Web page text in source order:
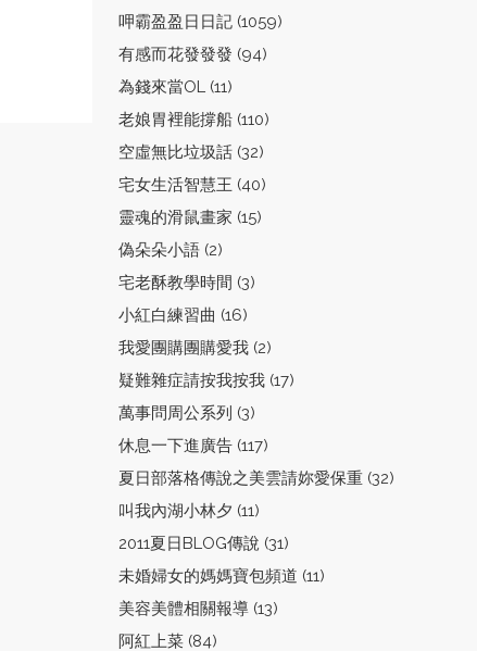
呷霸盈盈日日記 (1059)
有感而花發發發 (94)
為錢來當OL (11)
老娘胃裡能撐船 (110)
空虛無比垃圾話 (32)
宅女生活智慧王 (40)
靈魂的滑鼠畫家 (15)
偽朵朵小語 (2)
宅老酥教學時間 (3)
小紅白練習曲 (16)
我愛團購團購愛我 (2)
疑難雜症請按我按我 (17)
萬事問周公系列 (3)
休息一下進廣告 (117)
夏日部落格傳說之美雲請妳愛保重 (32)
叫我內湖小林夕 (11)
2011夏日BLOG傳說 (31)
未婚婦女的媽媽寶包頻道 (11)
美容美體相關報導 (13)
阿紅上菜 (84)